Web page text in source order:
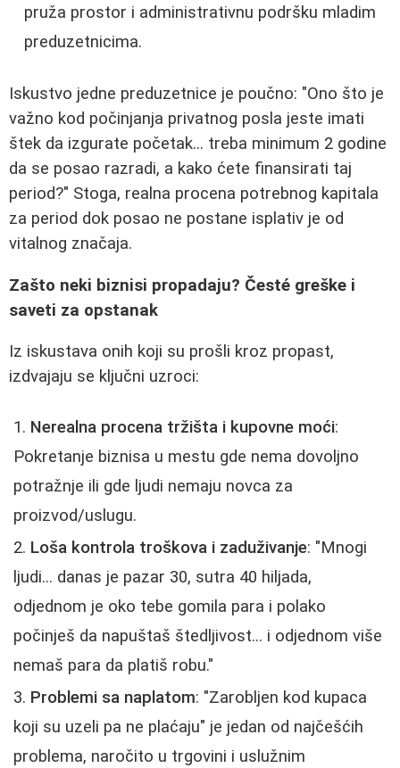
pruža prostor i administrativnu podršku mladim
preduzetnicima.
Iskustvo jedne preduzetnice je poučno: "Ono što je
važno kod počinjanja privatnog posla jeste imati
štek da izgurate početak... treba minimum 2 godine
da se posao razradi, a kako ćete finansirati taj
period?" Stoga, realna procena potrebnog kapitala
za period dok posao ne postane isplativ je od
vitalnog značaja.
Zašto neki biznisi propadaju? Česté greške i
saveti za opstanak
Iz iskustava onih koji su prošli kroz propast,
izdvajaju se ključni uzroci:
Nerealna procena tržišta i kupovne moći:
Pokretanje biznisa u mestu gde nema dovoljno
potražnje ili gde ljudi nemaju novca za
proizvod/uslugu.
Loša kontrola troškova i zaduživanje: "Mnogi
ljudi... danas je pazar 30, sutra 40 hiljada,
odjednom je oko tebe gomila para i polako
počinješ da napuštaš štedljivost... i odjednom više
nemaš para da platiš robu."
Problemi sa naplatom: "Zarobljen kod kupaca
koji su uzeli pa ne plaćaju" je jedan od najčešćih
problema, naročito u trgovini i uslužnim